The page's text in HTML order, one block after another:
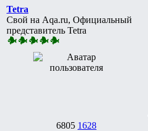
Tetra
Свой на Aqa.ru, Официальный
представитель Tetra
6805 1628